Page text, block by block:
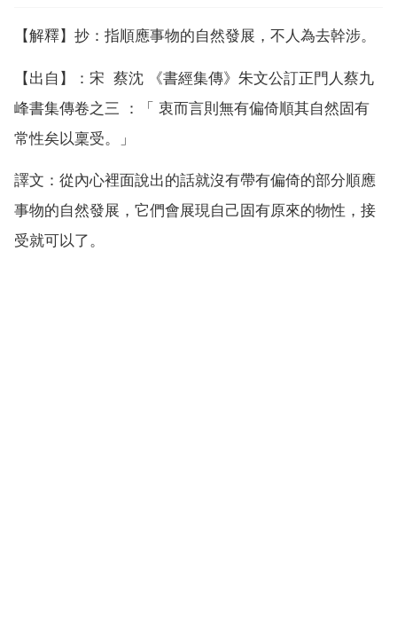
【解釋】抄：指順應事物的自然發展，不人為去幹涉。
【出自】：宋 蔡沈 《書經集傳》朱文公訂正門人蔡九
峰書集傳卷之三 ：「 衷而言則無有偏倚順其自然固有
常性矣以稟受。」
譯文：從內心裡面說出的話就沒有帶有偏倚的部分順應
事物的自然發展，它們會展現自己固有原來的物性，接
受就可以了。